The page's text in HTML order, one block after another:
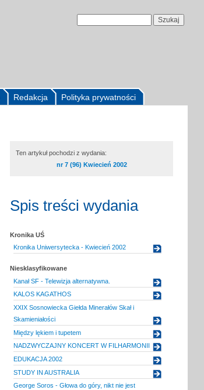
Polityka prywatności
Redakcja
Ten artykuł pochodzi z wydania:
nr 7 (96) Kwiecień 2002
Spis treści wydania
Kronika UŚ
Kronika Uniwersytecka - Kwiecień 2002
Niesklasyfikowane
Kanał SF - Telewizja alternatywna.
KALOS KAGATHOS
XXIX Sosnowiecka Giełda Minerałów Skał i
Skamieniałości
Między lękiem i tupetem
NADZWYCZAJNY KONCERT W FILHARMONII
EDUKACJA 2002
STUDY IN AUSTRALIA
George Soros - Głowa do góry, nikt nie jest